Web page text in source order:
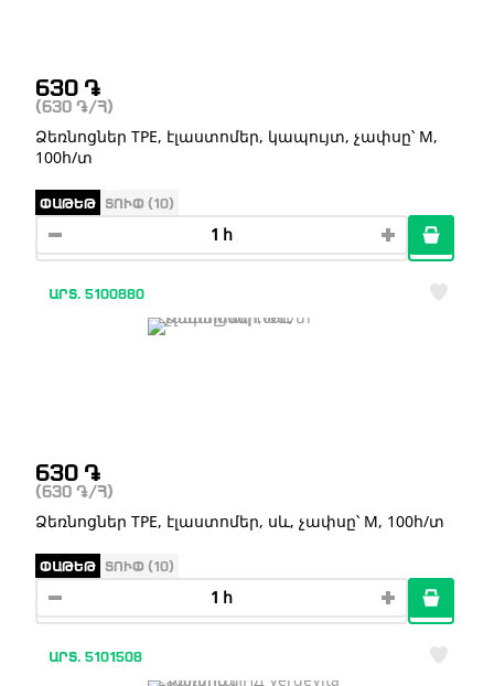
630 ֏
(630 ֏ /Հ)
Ձեռնոցներ TPE, էլաստոմեր, կապույտ, չափսը՝ M,
100հ/տ
ՓԱԹԵԹ ՏՈՒՓ (10)
ԱՐՏ. 5100880
630 ֏
(630 ֏ /Հ)
Ձեռնոցներ TPE, էլաստոմեր, սև, չափսը՝ M, 100հ/տ
ՓԱԹԵԹ ՏՈՒՓ (10)
ԱՐՏ. 5101508